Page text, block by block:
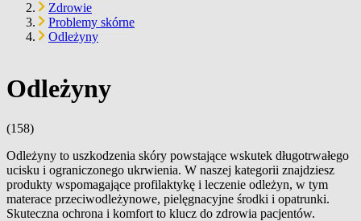
Zdrowie
Problemy skórne
Odleżyny
Odleżyny
(158)
Odleżyny to uszkodzenia skóry powstające wskutek długotrwałego
ucisku i ograniczonego ukrwienia. W naszej kategorii znajdziesz
produkty wspomagające profilaktykę i leczenie odleżyn, w tym
materace przeciwodleżynowe, pielęgnacyjne środki i opatrunki.
Skuteczna ochrona i komfort to klucz do zdrowia pacjentów.